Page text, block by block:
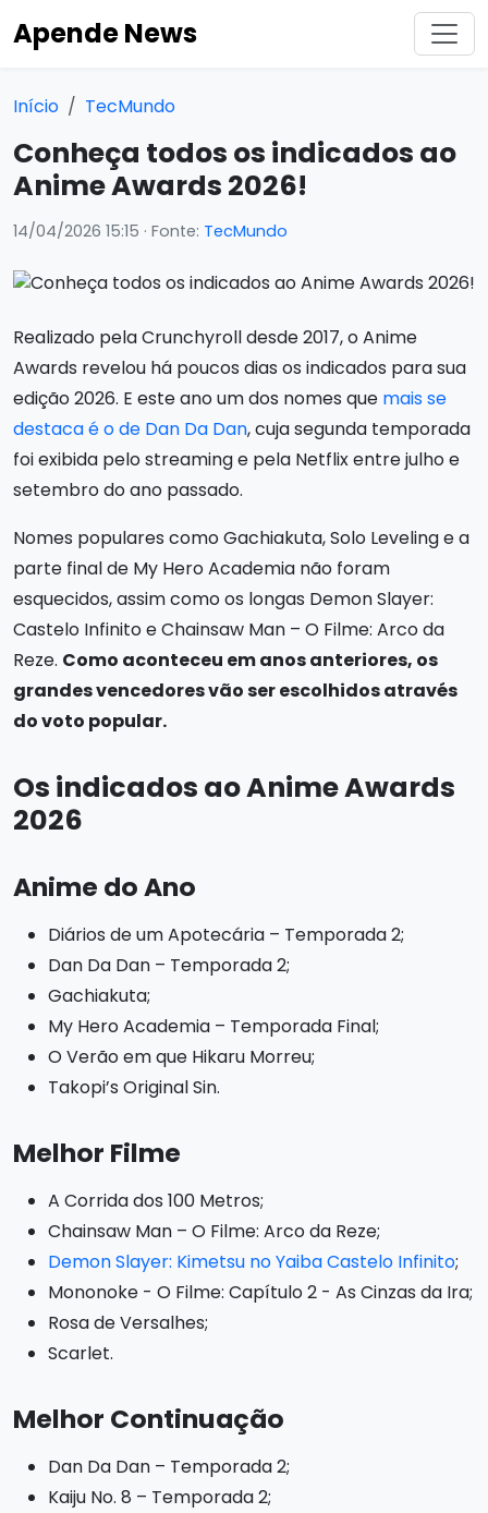
Apende News
Início TecMundo
Conheça todos os indicados ao
Anime Awards 2026!
14/04/2026 15:15 · Fonte: TecMundo
Realizado pela Crunchyroll desde 2017, o Anime
Awards revelou há poucos dias os indicados para sua
edição 2026. E este ano um dos nomes que mais se
destaca é o de Dan Da Dan, cuja segunda temporada
foi exibida pelo streaming e pela Netflix entre julho e
setembro do ano passado.
Nomes populares como Gachiakuta, Solo Leveling e a
parte final de My Hero Academia não foram
esquecidos, assim como os longas Demon Slayer:
Castelo Infinito e Chainsaw Man – O Filme: Arco da
Reze. Como aconteceu em anos anteriores, os
grandes vencedores vão ser escolhidos através
do voto popular.
Os indicados ao Anime Awards
2026
Anime do Ano
Diários de um Apotecária – Temporada 2;
Dan Da Dan – Temporada 2;
Gachiakuta;
My Hero Academia – Temporada Final;
O Verão em que Hikaru Morreu;
Takopi’s Original Sin.
Melhor Filme
A Corrida dos 100 Metros;
Chainsaw Man – O Filme: Arco da Reze;
Demon Slayer: Kimetsu no Yaiba Castelo Infinito;
Mononoke - O Filme: Capítulo 2 - As Cinzas da Ira;
Rosa de Versalhes;
Scarlet.
Melhor Continuação
Dan Da Dan – Temporada 2;
Kaiju No. 8 – Temporada 2;